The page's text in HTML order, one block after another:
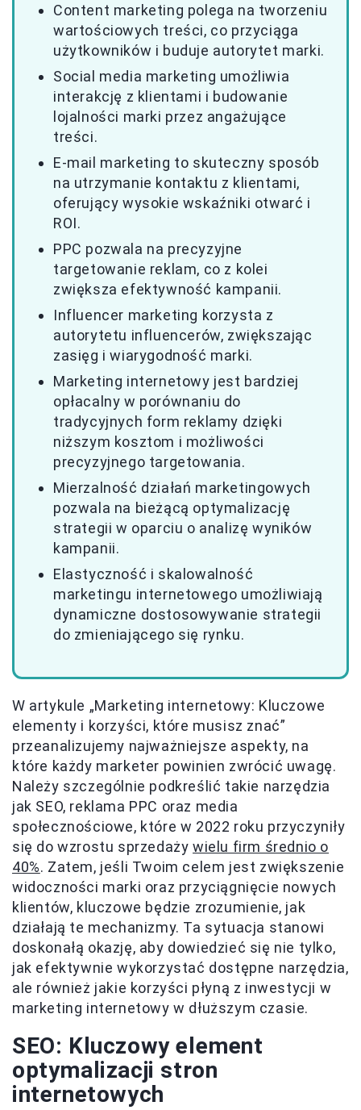
Content marketing polega na tworzeniu
wartościowych treści, co przyciąga
użytkowników i buduje autorytet marki.
Social media marketing umożliwia
interakcję z klientami i budowanie
lojalności marki przez angażujące
treści.
E-mail marketing to skuteczny sposób
na utrzymanie kontaktu z klientami,
oferujący wysokie wskaźniki otwarć i
ROI.
PPC pozwala na precyzyjne
targetowanie reklam, co z kolei
zwiększa efektywność kampanii.
Influencer marketing korzysta z
autorytetu influencerów, zwiększając
zasięg i wiarygodność marki.
Marketing internetowy jest bardziej
opłacalny w porównaniu do
tradycyjnych form reklamy dzięki
niższym kosztom i możliwości
precyzyjnego targetowania.
Mierzalność działań marketingowych
pozwala na bieżącą optymalizację
strategii w oparciu o analizę wyników
kampanii.
Elastyczność i skalowalność
marketingu internetowego umożliwiają
dynamiczne dostosowywanie strategii
do zmieniającego się rynku.
W artykule „Marketing internetowy: Kluczowe
elementy i korzyści, które musisz znać”
przeanalizujemy najważniejsze aspekty, na
które każdy marketer powinien zwrócić uwagę.
Należy szczególnie podkreślić takie narzędzia
jak SEO, reklama PPC oraz media
społecznościowe, które w 2022 roku przyczyniły
się do wzrostu sprzedażywielu firm średnio o
40%. Zatem, jeśli Twoim celem jest zwiększenie
widoczności marki oraz przyciągnięcie nowych
klientów, kluczowe będzie zrozumienie, jak
działają te mechanizmy. Ta sytuacja stanowi
doskonałą okazję, aby dowiedzieć się nie tylko,
jak efektywnie wykorzystać dostępne narzędzia,
ale również jakie korzyści płyną z inwestycji w
marketing internetowy w dłuższym czasie.
SEO: Kluczowy element
optymalizacji stron
internetowych